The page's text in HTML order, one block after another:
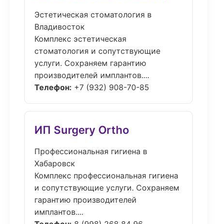
Эстетическая стоматология в
Владивосток
Комплекс эстетическая
стоматология и сопутствующие
услуги. Сохраняем гарантию
производителей имплантов....
Телефон: +7 (932) 908-70-85
ИП Surgery Ortho
Профессиональная гигиена в
Хабаровск
Комплекс профессиональная гигиена
и сопутствующие услуги. Сохраняем
гарантию производителей
имплантов....